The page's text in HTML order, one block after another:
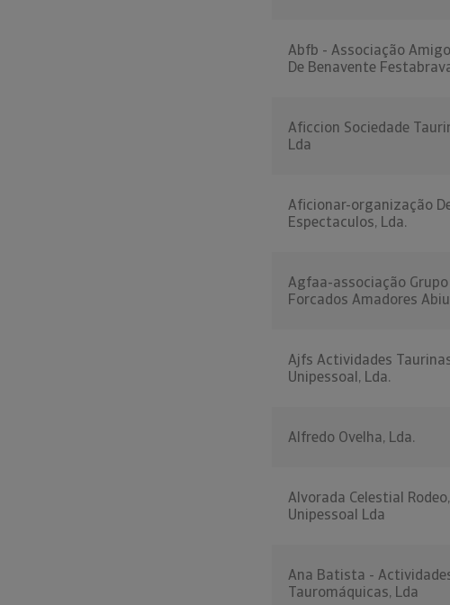
Abfb - Associação
De Benavente
Aficcion Sociedade
Lda
Aficionar-organização
Espectaculos, Lda.
Agfaa-associação Grupo
Forcados Amadores
Ajfs Actividades
Unipessoal, Lda.
Alfredo Ovelha, Lda.
Alvorada Celestial Rodeo,
Unipessoal Lda
Ana Batista -
Tauromáquicas, Lda